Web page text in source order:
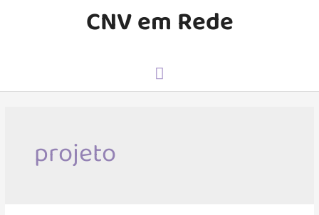
CNV em Rede
projeto